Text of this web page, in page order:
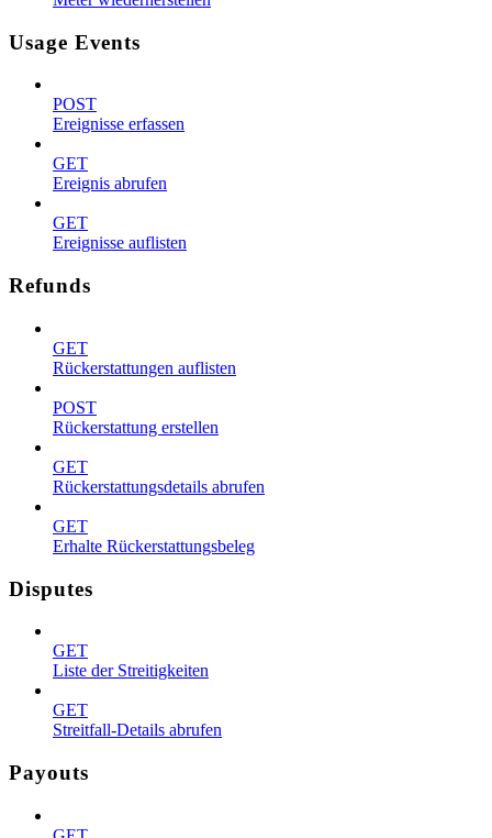
Usage Events
POST
Ereignisse erfassen
GET
Ereignis abrufen
GET
Ereignisse auflisten
Refunds
GET
Rückerstattungen auflisten
POST
Rückerstattung erstellen
GET
Rückerstattungsdetails abrufen
GET
Erhalte Rückerstattungsbeleg
Disputes
GET
Liste der Streitigkeiten
GET
Streitfall-Details abrufen
Payouts